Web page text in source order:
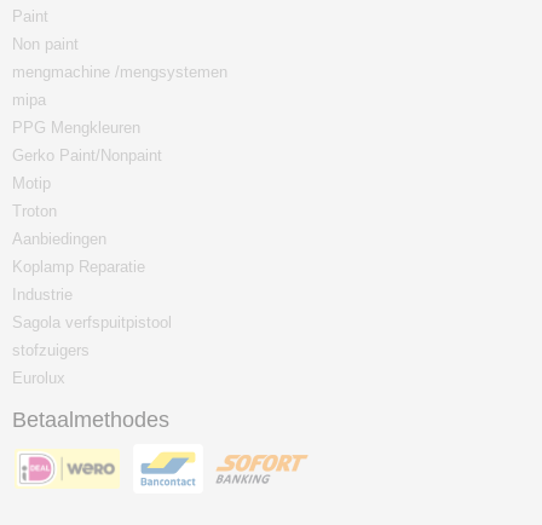
Paint
Non paint
mengmachine /mengsystemen
mipa
PPG Mengkleuren
Gerko Paint/Nonpaint
Motip
Troton
Aanbiedingen
Koplamp Reparatie
Industrie
Sagola verfspuitpistool
stofzuigers
Eurolux
Betaalmethodes